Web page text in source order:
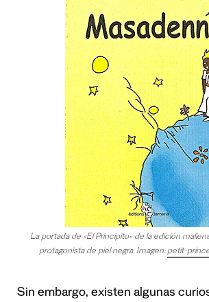
La portada de «El Principito» de la edición
protagonista de piel negra. Imagen:petit-
Sin embargo, existen algunas